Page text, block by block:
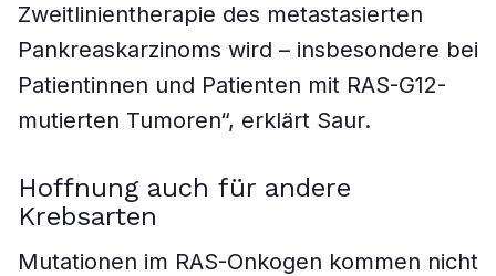
Zweitlinientherapie des metastasierten
Pankreaskarzinoms wird – insbesondere bei
Patientinnen und Patienten mit RAS-G12-
mutierten Tumoren“, erklärt Saur.
Hoffnung auch für andere
Krebsarten
Mutationen im RAS-Onkogen kommen nicht